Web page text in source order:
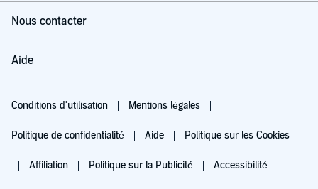
Nous contacter
Aide
Conditions d'utilisation Mentions légales
Politique de confidentialité Aide Politique sur les Cookies
Affiliation Politique sur la Publicité Accessibilité